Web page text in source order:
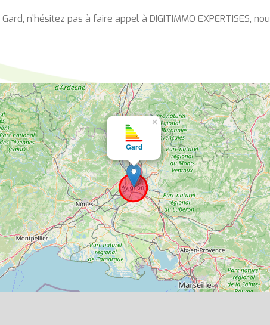
n’hésitez pas à faire appel à DIGITIMMO EXPERTISES,
Gard
×